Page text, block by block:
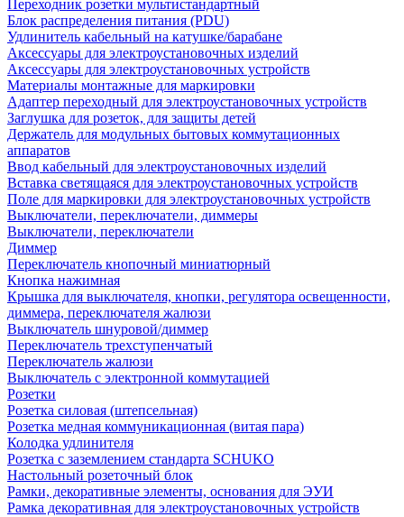
Переходник розетки мультистандартный
Блок распределения питания (PDU)
Удлинитель кабельный на катушке/барабане
Аксессуары для электроустановочных изделий
Аксессуары для электроустановочных устройств
Материалы монтажные для маркировки
Адаптер переходный для электроустановочных устройств
Заглушка для розеток, для защиты детей
Держатель для модульных бытовых коммутационных
аппаратов
Ввод кабельный для электроустановочных изделий
Вставка светящаяся для электроустановочных устройств
Поле для маркировки для электроустановочных устройств
Выключатели, переключатели, диммеры
Выключатели, переключатели
Диммер
Переключатель кнопочный миниатюрный
Кнопка нажимная
Крышка для выключателя, кнопки, регулятора освещенности,
диммера, переключателя жалюзи
Выключатель шнуровой/диммер
Переключатель трехступенчатый
Переключатель жалюзи
Выключатель с электронной коммутацией
Розетки
Розетка силовая (штепсельная)
Розетка медная коммуникационная (витая пара)
Колодка удлинителя
Розетка с заземлением стандарта SCHUKO
Настольный розеточный блок
Рамки, декоративные элементы, основания для ЭУИ
Рамка декоративная для электроустановочных устройств